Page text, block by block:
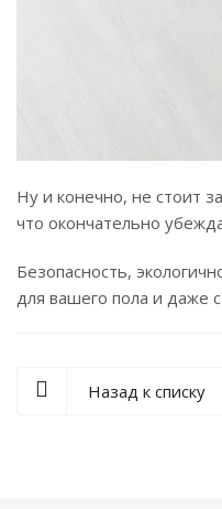
Ну и конечно, не стоит
что окончательно
Безопасность,
для вашего пола и даже
Назад к списку